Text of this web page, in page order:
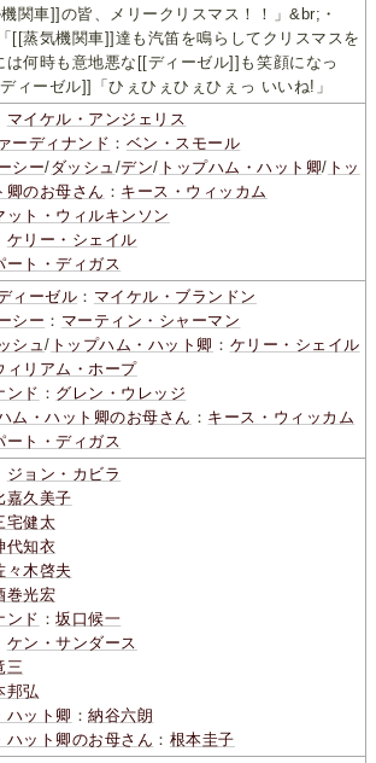
機関車]]の皆、メリークリスマス！！」&br;・
[[蒸気機関車]]達も汽笛を鳴らしてクリスマスを
は何時も意地悪な[[ディーゼル]]も笑顔になっ
ィーゼル]]「ひぇひぇひぇひぇっ いいね!」
マイケル・アンジェリス
ーディナンド ： ベン・スモール
シー/ダッシュ /デン/ トップハム・ハット卿/ トッ
卿のお母さん ： キース・ウィッカム
ット・ウィルキンソン
ケリー・シェイル
ート・ディガス
ィーゼル ： マイケル・ブランドン
シー ： マーティン・シャーマン
シュ/ トップハム・ハット卿 ： ケリー・シェイル
ィリアム・ホープ
ンド ： グレン・ウレッジ
ム・ハット卿のお母さん ： キース・ウィッカム
ート・ディガス
ジョン・カビラ
嘉久美子
宅健太
代知衣
々木啓夫
巻光宏
ンド ：坂口候一
ケン・サンダース
三
邦弘
ハット卿 ：納谷六朗
ハット卿のお母さん ： 根本圭子